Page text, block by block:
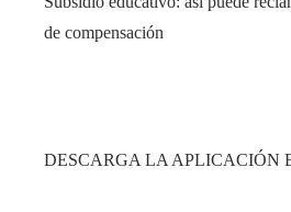
de compensación
DESCARGA LA APLICACIÓN